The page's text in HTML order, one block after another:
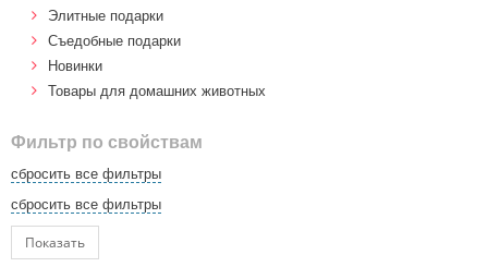
Элитные подарки
Cъедобные подарки
Новинки
Товары для домашних животных
Фильтр по свойствам
сбросить все фильтры
сбросить все фильтры
Показать